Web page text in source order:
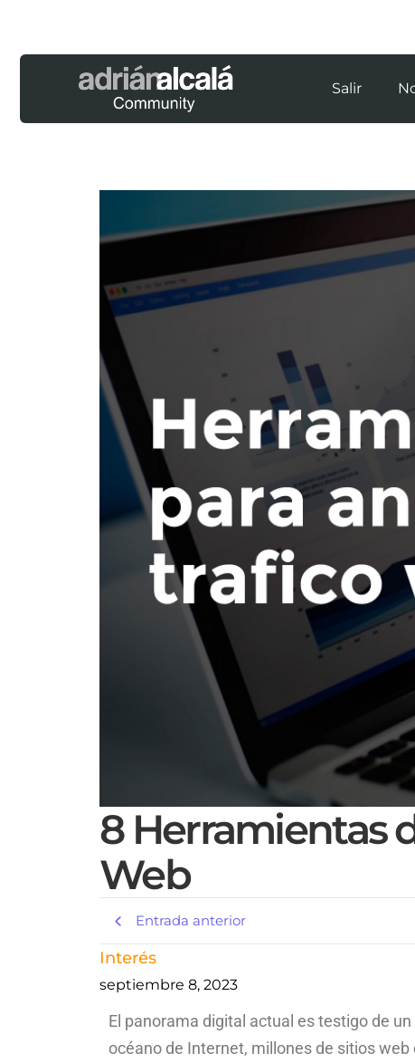
Salir
8 Herramientas
Web
Entrada anterior
Interés
septiembre 8, 2023
El panorama digital actual es testigo de un
océano de Internet, millones de sitios